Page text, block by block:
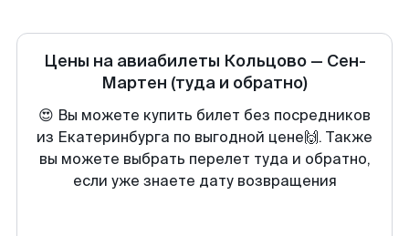
Цены на авиабилеты Кольцово— Сен-
Мартен (туда и обратно)
😍 Вы можете купить билет без посредников
из Екатеринбурга по выгодной цене🙌. Также
вы можете выбрать перелет туда и обратно,
если уже знаете дату возвращения